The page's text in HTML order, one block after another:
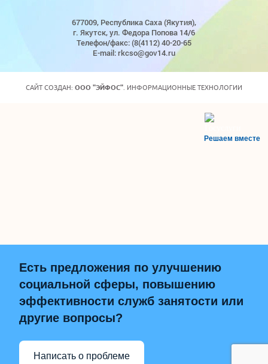
677009, Республика Саха (Якутия),
г. Якутск, ул. Федора Попова 14/6
Телефон/факс: (8(4112) 40-20-65
E-mail: rkcso@gov14.ru
САЙТ СОЗДАН: ООО "ЭЙФОС" . ИНФОРМАЦИОННЫЕ ТЕХНОЛОГИИ
Решаем вместе
Есть предложения по улучшению
социальной сферы, повышению
эффективности служб занятости или
другие вопросы?
Написать о проблеме